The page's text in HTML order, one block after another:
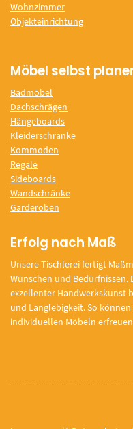
Wohnzimmer
Objekteinrichtung
Möbel selbst
Badmöbel
Dachschrägen
Hängeboards
Kleiderschränke
Kommoden
Regale
Sideboards
Wandschränke
Garderoben
Erfolg nach Maß
Unsere Tischlerei fertigt
Wünschen und
exzellenter Handwerkskunst
und Langlebigkeit. So
individuellen Möbeln